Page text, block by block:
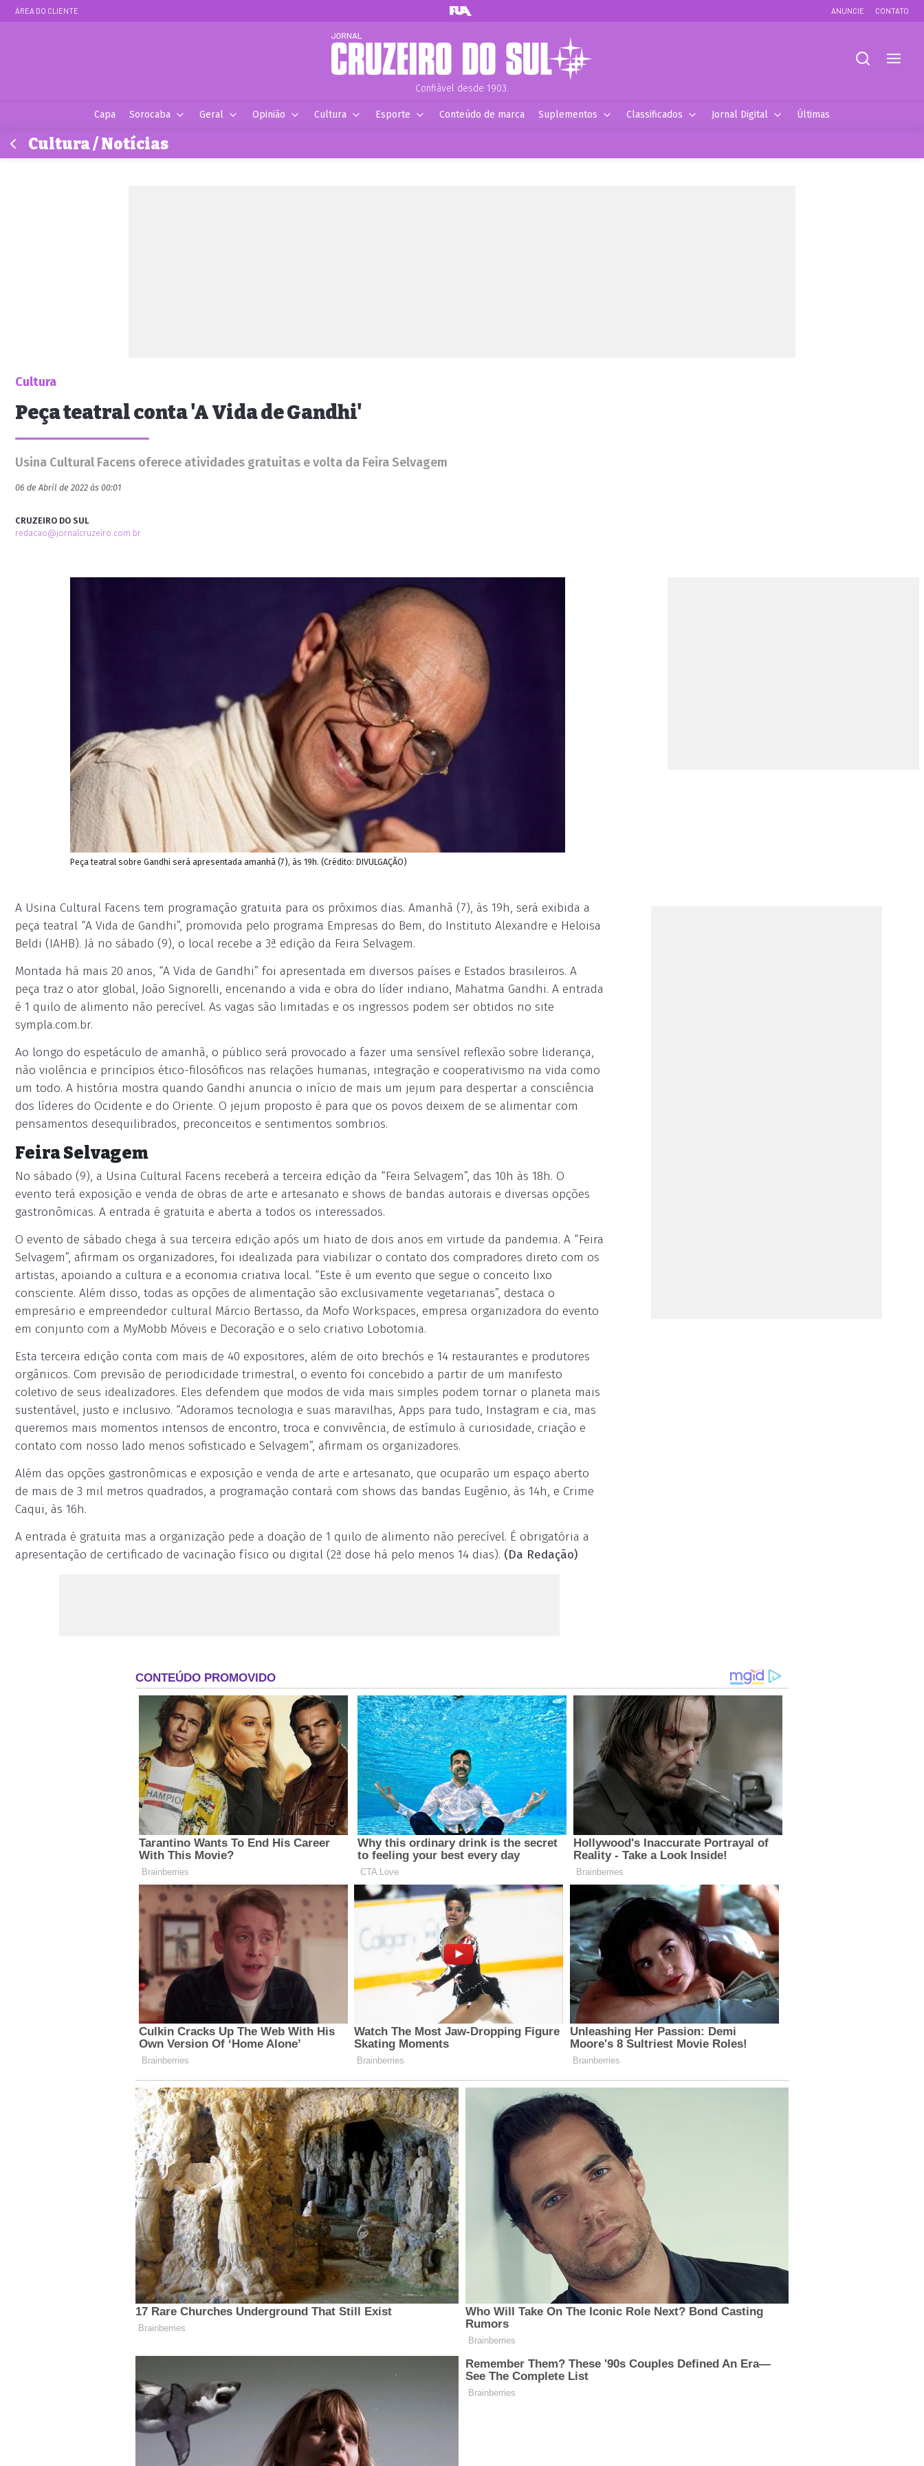
ÁREA DO CLIENTE ANUNCIE CONTATO
Confiável desde 1903.
Capa Sorocaba Geral Opinião Cultura Esporte Conteúdo de marca Suplementos Classificados Jornal Digital Últimas
Cultura / Notícias
Cultura
Peça teatral conta 'A Vida de Gandhi'
Usina Cultural Facens oferece atividades gratuitas e volta da Feira Selvagem
06 de Abril de 2022 às 00:01
CRUZEIRO DO SUL
redacao@jornalcruzeiro.com.br
Peça teatral sobre Gandhi será apresentada amanhã (7), às 19h. (Crédito: DIVULGAÇÃO)
A Usina Cultural Facens tem programação gratuita para os próximos dias. Amanhã (7), às 19h, será exibida a
peça teatral “A Vida de Gandhi”, promovida pelo programa Empresas do Bem, do Instituto Alexandre e Heloisa
Beldi (IAHB). Já no sábado (9), o local recebe a 3ª edição da Feira Selvagem.
Montada há mais 20 anos, “A Vida de Gandhi” foi apresentada em diversos países e Estados brasileiros. A
peça traz o ator global, João Signorelli, encenando a vida e obra do líder indiano, Mahatma Gandhi. A entrada
é 1 quilo de alimento não perecível. As vagas são limitadas e os ingressos podem ser obtidos no site
sympla.com.br.
Ao longo do espetáculo de amanhã, o público será provocado a fazer uma sensível reflexão sobre liderança,
não violência e princípios ético-filosóficos nas relações humanas, integração e cooperativismo na vida como
um todo. A história mostra quando Gandhi anuncia o início de mais um jejum para despertar a consciência
dos líderes do Ocidente e do Oriente. O jejum proposto é para que os povos deixem de se alimentar com
pensamentos desequilibrados, preconceitos e sentimentos sombrios.
Feira Selvagem
No sábado (9), a Usina Cultural Facens receberá a terceira edição da “Feira Selvagem”, das 10h às 18h. O
evento terá exposição e venda de obras de arte e artesanato e shows de bandas autorais e diversas opções
gastronômicas. A entrada é gratuita e aberta a todos os interessados.
O evento de sábado chega à sua terceira edição após um hiato de dois anos em virtude da pandemia. A “Feira
Selvagem”, afirmam os organizadores, foi idealizada para viabilizar o contato dos compradores direto com os
artistas, apoiando a cultura e a economia criativa local. “Este é um evento que segue o conceito lixo
consciente. Além disso, todas as opções de alimentação são exclusivamente vegetarianas”, destaca o
empresário e empreendedor cultural Márcio Bertasso, da Mofo Workspaces, empresa organizadora do evento
em conjunto com a MyMobb Móveis e Decoração e o selo criativo Lobotomia.
Esta terceira edição conta com mais de 40 expositores, além de oito brechós e 14 restaurantes e produtores
orgânicos. Com previsão de periodicidade trimestral, o evento foi concebido a partir de um manifesto
coletivo de seus idealizadores. Eles defendem que modos de vida mais simples podem tornar o planeta mais
sustentável, justo e inclusivo. “Adoramos tecnologia e suas maravilhas, Apps para tudo, Instagram e cia, mas
queremos mais momentos intensos de encontro, troca e convivência, de estímulo à curiosidade, criação e
contato com nosso lado menos sofisticado e Selvagem”, afirmam os organizadores.
Além das opções gastronômicas e exposição e venda de arte e artesanato, que ocuparão um espaço aberto
de mais de 3 mil metros quadrados, a programação contará com shows das bandas Eugênio, às 14h, e Crime
Caqui, às 16h.
A entrada é gratuita mas a organização pede a doação de 1 quilo de alimento não perecível. É obrigatória a
apresentação de certificado de vacinação físico ou digital (2ª dose há pelo menos 14 dias). (Da Redação)